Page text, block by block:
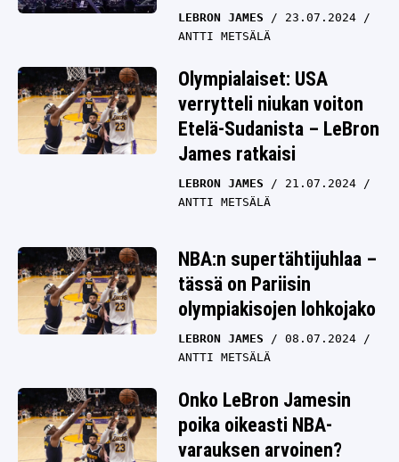
LEBRON JAMES
23.07.2024
ANTTI METSÄLÄ
Olympialaiset: USA
verrytteli niukan voiton
Etelä-Sudanista – LeBron
James ratkaisi
LEBRON JAMES
21.07.2024
ANTTI METSÄLÄ
NBA:n supertähtijuhlaa –
tässä on Pariisin
olympiakisojen lohkojako
LEBRON JAMES
08.07.2024
ANTTI METSÄLÄ
Onko LeBron Jamesin
poika oikeasti NBA-
varauksen arvoinen?